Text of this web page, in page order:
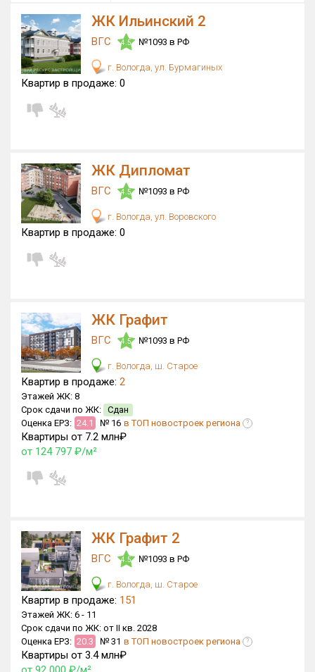
Цена
от
Общая площадь, м²
Вид объекта
×ДАП ×МД
Кол-во комнат
Только новые
от
Рейтинг ЕРЗ
Найдено:
Жилых комплексов
Многоквартирных домов
Поселков таунхаусов
Блокированных домов
Квартир, апартаментов,
блоков в БД
ЖК Ильинский 2
ВГС 4.5 №1093 в РФ
г. Вологда, ул. Бурмагиных
Квартир в продаже: 0
ЖК Дипломат
ВГС 4.5 №1093 в РФ
г. Вологда, ул. Воровского
Квартир в продаже: 0
ЖК Графит
ВГС 4.5 №1093 в РФ
г. Вологда, ш. Старое
Квартир в продаже: 2
Этажей ЖК: 8
Срок сдачи по ЖК: Сдан
Оценка ЕРЗ: 24.1 № 16 в ТОП новостроек региона ?
Квартиры от 7.2 млн₽
от 124 797 ₽/м²
ЖК Графит 2
ВГС 4.5 №1093 в РФ
г. Вологда, ш. Старое
Квартир в продаже: 151
Этажей ЖК: 6 - 11
Срок сдачи по ЖК: от II кв. 2028
Оценка ЕРЗ: 20.3 № 31 в ТОП новостроек региона ?
Квартиры от 3.4 млн₽